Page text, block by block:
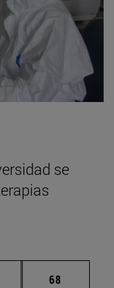
se
Páginas intermedias
Página
68